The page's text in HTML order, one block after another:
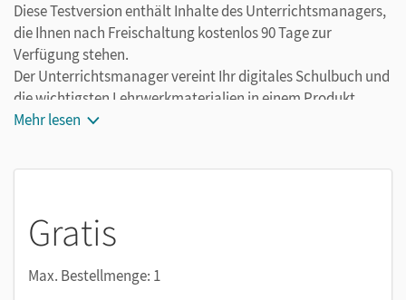
Diese Testversion enthält Inhalte des Unterrichtsmanagers,
die Ihnen nach Freischaltung kostenlos 90 Tage zur
Verfügung stehen.
Der Unterrichtsmanager vereint Ihr digitales Schulbuch und
die wichtigsten Lehrwerkmaterialien in einem Produkt.
Ergänzt um hilfreiche Planungstools, vereinfacht er Ihre
Mehr lesen
Gratis
Max. Bestellmenge: 1